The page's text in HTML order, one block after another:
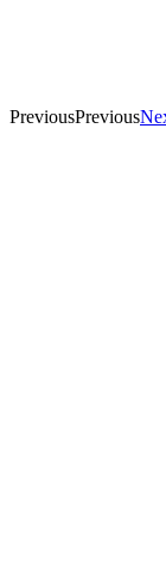
PreviousPrevious